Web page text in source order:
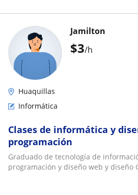
$3/h
Jamilton
Huaquillas
Informática
Clases de informática y
programación
Graduado de tecnología de
programación y diseño web y diseño